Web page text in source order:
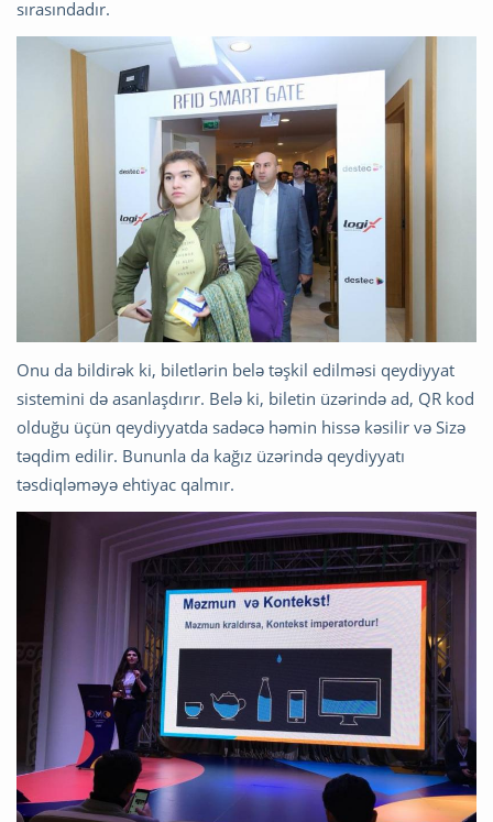
sırasındadır.
Onu da bildirək ki, biletlərin belə təşkil edilməsi qeydiyyat
sistemini də asanlaşdırır. Belə ki, biletin üzərində ad, QR kod
olduğu üçün qeydiyyatda sadəcə həmin hissə kəsilir və Sizə
təqdim edilir. Bununla da kağız üzərində qeydiyyatı
təsdiqləməyə ehtiyac qalmır.